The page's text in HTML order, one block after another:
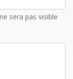
sera pas visible